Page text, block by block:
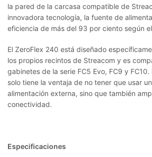
la pared de la carcasa compatible de
innovadora tecnología, la fuente de
eficiencia de más del 93 por ciento según
El ZeroFlex 240 está diseñado
los propios recintos de Streacom y es
gabinetes de la serie FC5 Evo, FC9 y
solo tiene la ventaja de no tener que usar
alimentación externa, sino que también
conectividad.
Especificaciones